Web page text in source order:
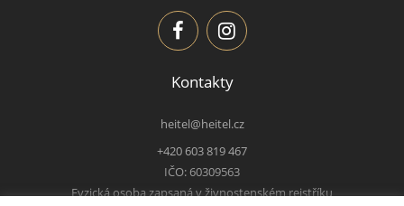
Kontakty
heitel@heitel.cz
+420 603 819 467
IČO: 60309563
Fyzická osoba zapsaná v živnostenském rejstříku